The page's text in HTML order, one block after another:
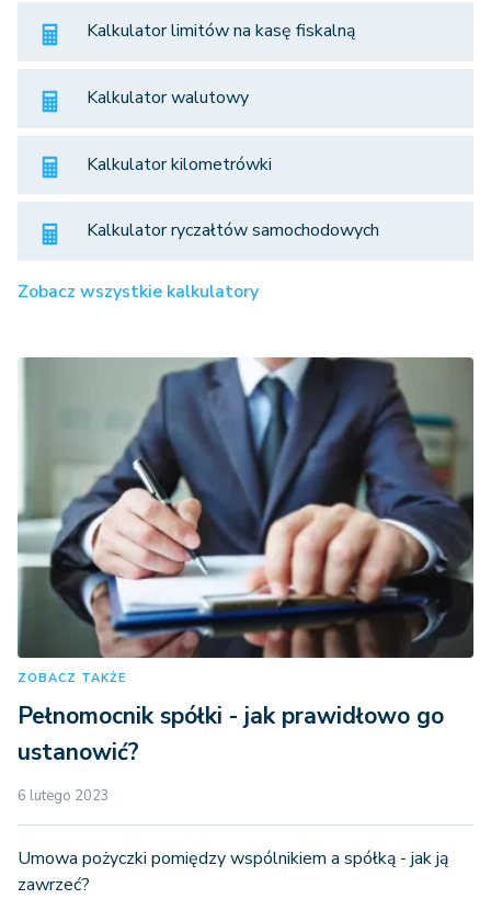
Kalkulator limitów na kasę fiskalną
Kalkulator walutowy
Kalkulator kilometrówki
Kalkulator ryczałtów samochodowych
Zobacz wszystkie kalkulatory
ZOBACZ TAKŻE
Pełnomocnik spółki - jak prawidłowo go
ustanowić?
6 lutego 2023
Umowa pożyczki pomiędzy wspólnikiem a spółką - jak ją
zawrzeć?